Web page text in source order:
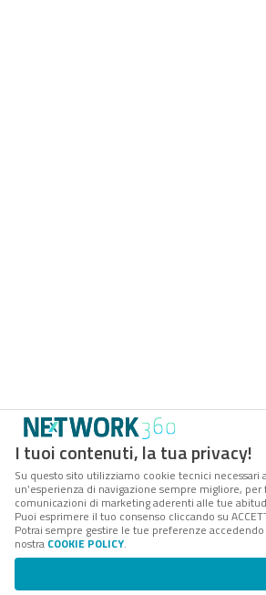
I tuoi contenuti, la tua privacy!
Su questo sito utilizziamo cookie tecnici
un’esperienza di navigazione sempre migliore,
comunicazioni di marketing aderenti alle tue
Puoi esprimere il tuo consenso cliccando su
Potrai sempre gestire le tue preferenze
nostra COOKIE POLICY.